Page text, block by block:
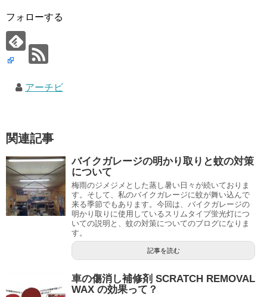
フォローする
アーチビ
関連記事
バイクガレージの明かり取りと蚊の対策
について
梅雨のジメジメとした蒸し暑い日々が続いておりま
す。そして、私のバイクガレージに蚊が舞い込んで
来る季節でもあります。今回は、バイクガレージの
明かり取りに使用しているスリムタイプ蛍光灯につ
いての説明と、蚊の対策についてのブログになりま
す。
記事を読む
車の傷消し補修剤 SCRATCH REMOVAL
WAX の効果って？